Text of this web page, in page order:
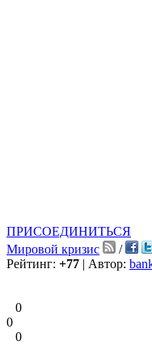
ПРИСОЕДИНИТЬСЯ
Мировой кризис
/
Рейтинг: +77 | Автор:
0
0
0